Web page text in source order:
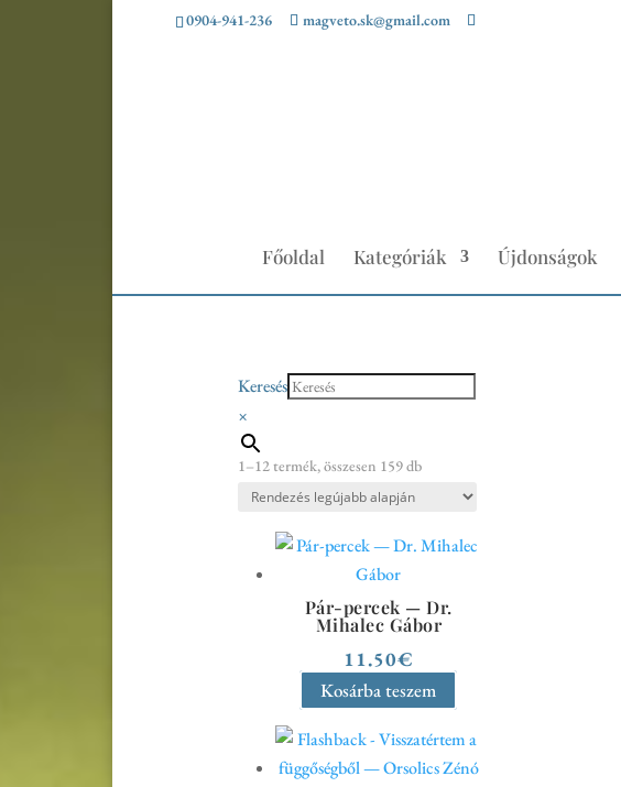
0904-941-236 magveto.sk@gmail.com
Főoldal Kategóriák Újdonságok
Keresés
×
1–12 termék, összesen 159 dbSorted
Pár-percek — Dr.
Mihalec Gábor
11.50€
Kosárba teszem